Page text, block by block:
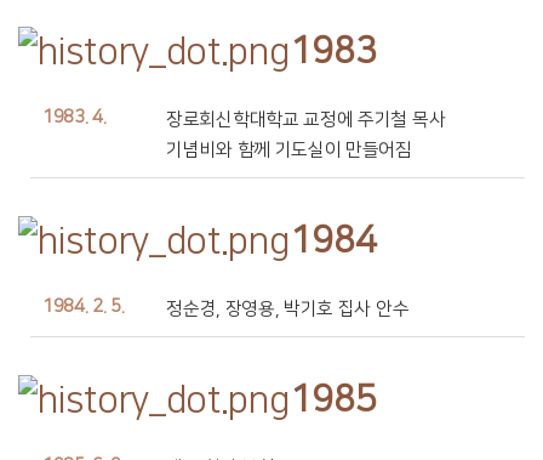
1983
1983. 4.
장로회신학대학교 교정에 주기철 목사
기념비와 함께 기도실이 만들어짐
1984
1984. 2. 5. 정순경, 장영용, 박기호 집사 안수
1985